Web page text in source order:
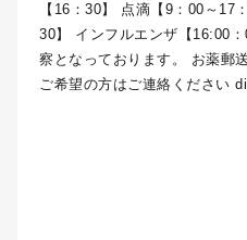
【16：30】 点滴【9：00～17
30】 インフルエンザ【16:00
察となっております。 お薬郵
ご希望の方はご連絡ください